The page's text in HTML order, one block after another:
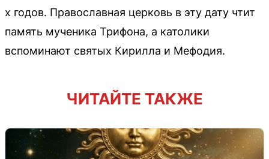
х годов. Православная церковь в эту дату чтит
память мученика Трифона, а католики
вспоминают святых Кирилла и Мефодия.
ЧИТАЙТЕ ТАКЖЕ